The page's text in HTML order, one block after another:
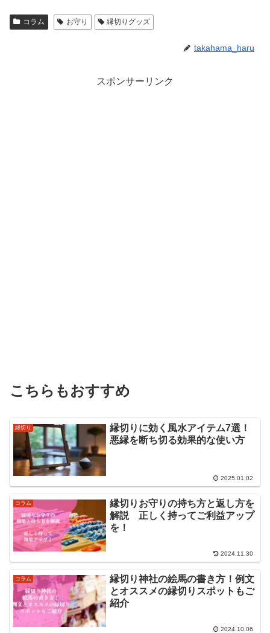
コラム お守り 縁切りグッズ
takahama_haru
スポンサーリンク
こちらもおすすめ
縁切り
縁切りに効く風水アイテム7選！
悪縁を断ち切る効果的な使い方
2025.01.02
コラム
縁切りお守りの持ち方と返し方を
解説 正しく持ってご利益アップ
を！
2024.11.30
コラム
縁切り神社の絵馬の書き方！例文
とオススメの縁切りスポットもご
紹介
2024.10.06